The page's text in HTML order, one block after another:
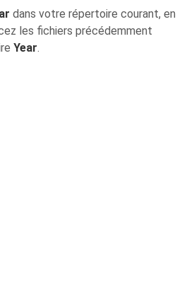
dans votre répertoire courant, en
les fichiers précédemment
Year.